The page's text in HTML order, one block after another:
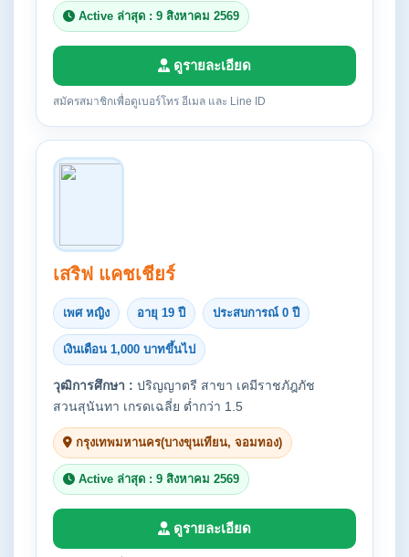
Active ล่าสุด : 9 สิงหาคม 2569
ดูรายละเอียด
สมัครสมาชิกเพื่อดูเบอร์โทร อีเมล และ Line ID
เสริฟ แคชเชียร์
เพศ หญิง อายุ 19 ปี ประสบการณ์ 0 ปี
เงินเดือน 1,000 บาทขึ้นไป
วุฒิการศึกษา : ปริญญาตรี สาขา เคมีราชภัฎภัช
สวนสุนันทา เกรดเฉลี่ย ต่ำกว่า 1.5
กรุงเทพมหานคร(บางขุนเทียน, จอมทอง)
Active ล่าสุด : 9 สิงหาคม 2569
ดูรายละเอียด